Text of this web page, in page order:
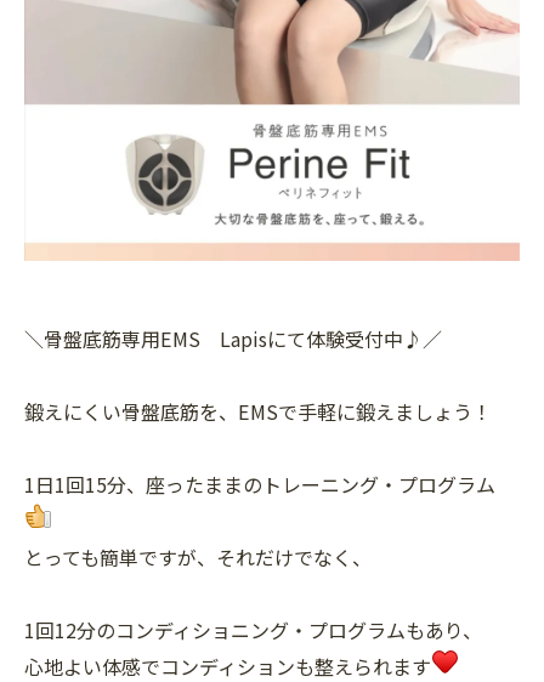
＼骨盤底筋専用EMS Lapisにて体験受付中♪／
鍛えにくい骨盤底筋を、EMSで手軽に鍛えましょう！
1日1回15分、座ったままのトレーニング・プログラム
とっても簡単ですが、それだけでなく、
1回12分のコンディショニング・プログラムもあり、
心地よい体感でコンディションも整えられます